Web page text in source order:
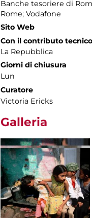
Banche tesoriere di
Rome; Vodafone
Sito Web
Con il contributo
La Repubblica
Giorni di chiusura
Lun
Curatore
Victoria Ericks
Galleria